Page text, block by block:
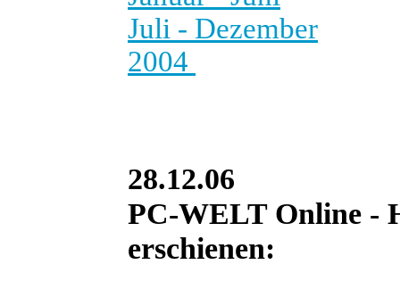
Juli - Dezember
2004
28.12.06
PC-WELT Online -
erschienen: